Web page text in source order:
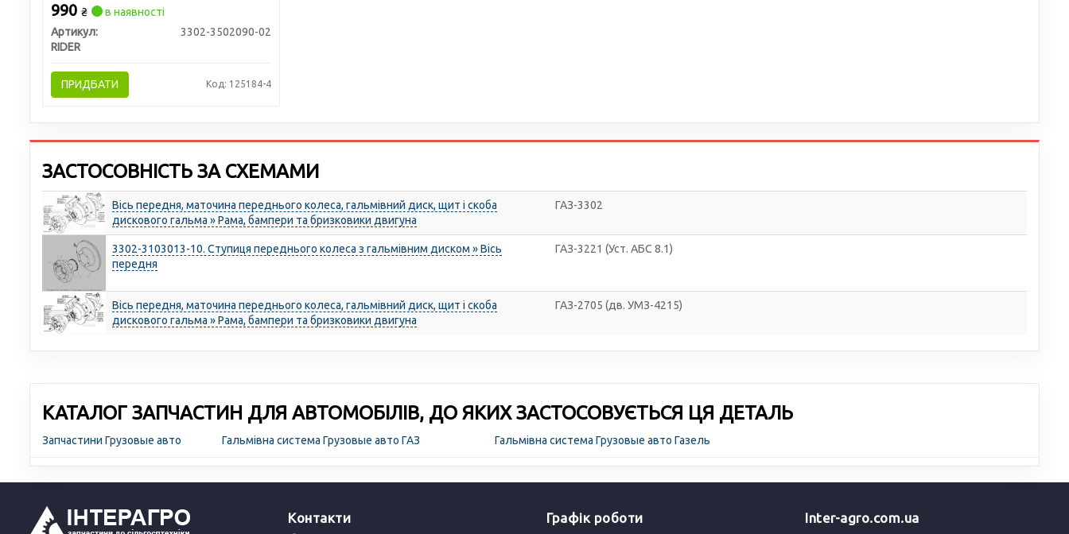
990 ₴
в наявності
Артикул:
3302-3502090-02
RIDER
ПРИДБАТИ Код: 125184-4
ЗАСТОСОВНІСТЬ ЗА СХЕМАМИ
Вісь передня, маточина переднього колеса, гальмівний диск, щит і скоба
дискового гальма » Рама, бампери та бризковики двигуна
ГАЗ-3302
3302-3103013-10. Ступиця переднього колеса з гальмівним диском » Вісь
передня
ГАЗ-3221 (Уст. АБС 8.1)
Вісь передня, маточина переднього колеса, гальмівний диск, щит і скоба
дискового гальма » Рама, бампери та бризковики двигуна
ГАЗ-2705 (дв. УМЗ-4215)
КАТАЛОГ ЗАПЧАСТИН ДЛЯ АВТОМОБІЛІВ, ДО ЯКИХ ЗАСТОСОВУЄТЬСЯ ЦЯ ДЕТАЛЬ
Запчастини Грузовые авто Гальмівна система Грузовые авто ГАЗ Гальмівна система Грузовые авто Газель
Контакти Графік роботи Inter-agro.com.ua